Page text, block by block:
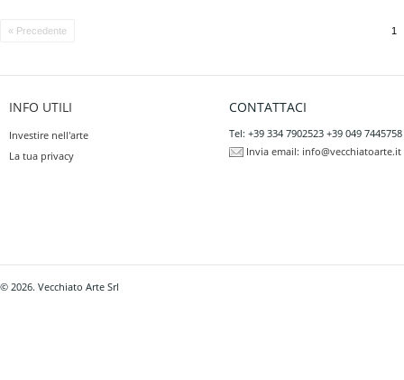
« Precedente 1
INFO UTILI
Investire nell'arte
La tua privacy
CONTATTACI
Tel: +39 334 7902523 +39 049 7445758
Invia email: info@vecchiatoarte.it
© 2026. Vecchiato Arte Srl